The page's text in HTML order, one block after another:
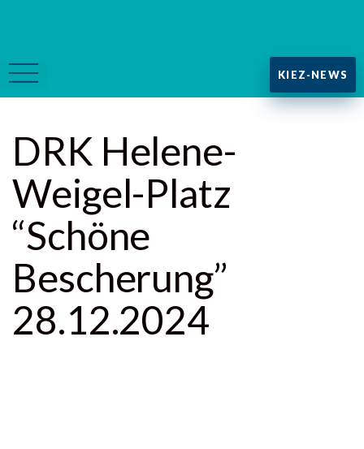
KIEZ-NEWS
DRK Helene-
Weigel-Platz
“Schöne
Bescherung”
28.12.2024